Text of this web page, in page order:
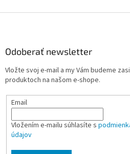
u
Odoberať newsletter
Vložte svoj e-mail a my Vám budeme
produktoch na našom e-shope.
Email
Vložením e-mailu súhlasíte s
údajov